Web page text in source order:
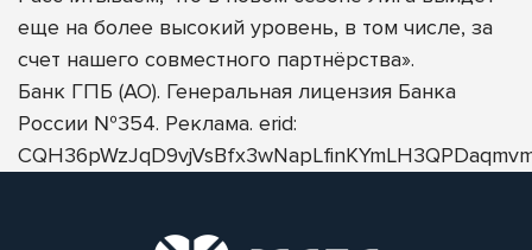
еще на более высокий уровень, в том числе, за
счет нашего совместного партнёрства».
Банк ГПБ (АО). Генеральная лицензия Банка
России №354. Реклама. erid: